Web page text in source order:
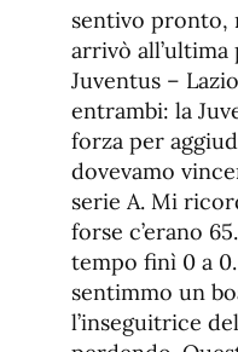
sentivo pronto,
arrivò
Juventus –
entrambi: la
forza per
dovevamo
serie A. Mi
forse c’erano
tempo finì 0 a
sentimmo un
l’inseguitrice